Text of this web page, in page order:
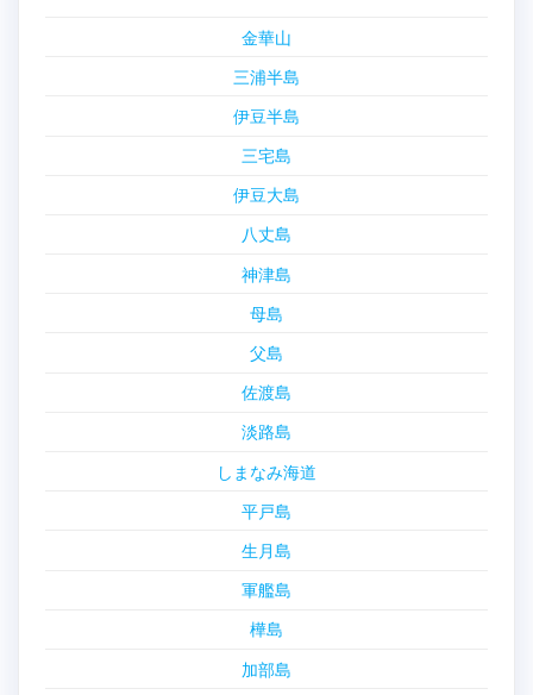
金華山
三浦半島
伊豆半島
三宅島
伊豆大島
八丈島
神津島
母島
父島
佐渡島
淡路島
しまなみ海道
平戸島
生月島
軍艦島
樺島
加部島